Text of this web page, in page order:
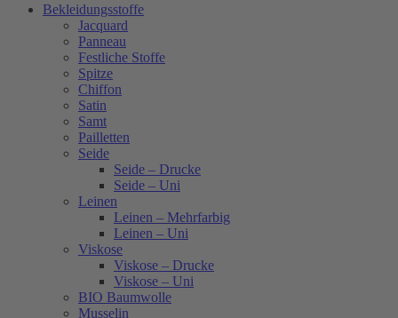
Bekleidungsstoffe
Jacquard
Panneau
Festliche Stoffe
Spitze
Chiffon
Satin
Samt
Pailletten
Seide
Seide – Drucke
Seide – Uni
Leinen
Leinen – Mehrfarbig
Leinen – Uni
Viskose
Viskose – Drucke
Viskose – Uni
BIO Baumwolle
Musselin